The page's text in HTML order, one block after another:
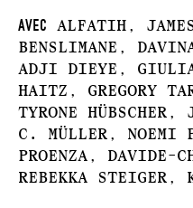
Avec ALFATIH,
BENSLIMANE,
ADJI DIEYE, GIULIA
HAITZ, GREGORY
TYRONE
C. MÜLLER, NOEMI
PROENZA, DAVIDE-
REBEKKA STEIGER,